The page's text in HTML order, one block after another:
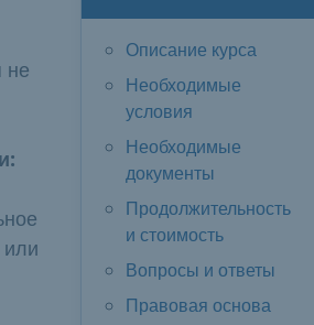
Описание курса
Необходимые
условия
Необходимые
документы
Продолжительность
и стоимость
Вопросы и ответы
Правовая основа
не
или